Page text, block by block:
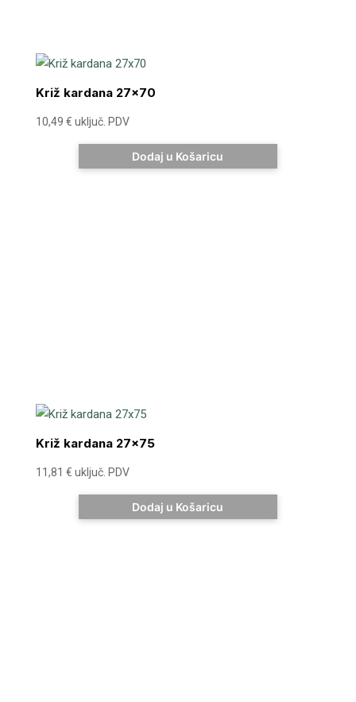
Križ kardana 27×70
10,49 € uključ. PDV
Dodaj u Košaricu
Križ kardana 27×75
11,81 € uključ. PDV
Dodaj u Košaricu